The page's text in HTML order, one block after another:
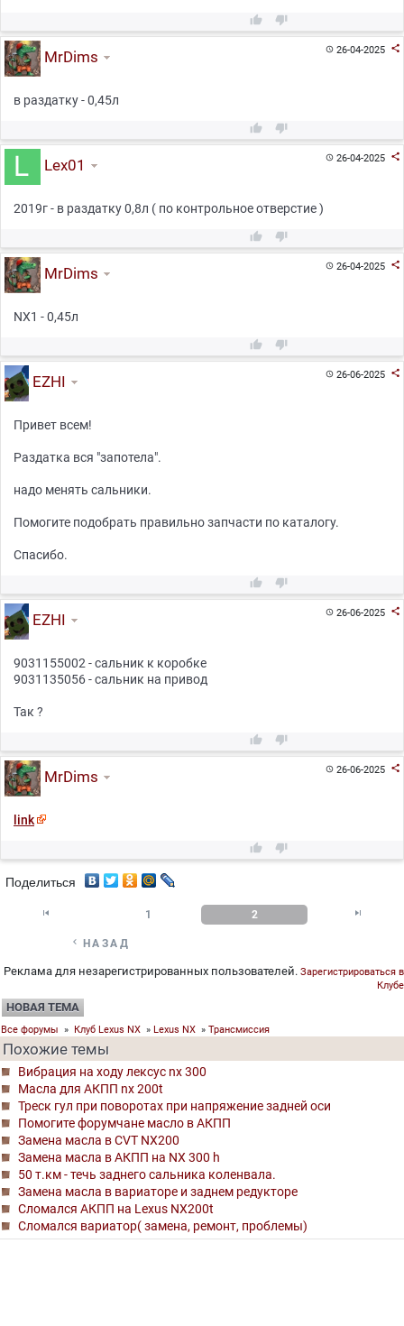
 
26-04-2025 
MrDims
в раздатку - 0,45л
 
26-04-2025 
Lex01
2019г - в раздатку 0,8л ( по контрольное отверстие )
 
26-04-2025 
MrDims
NX1 - 0,45л
 
26-06-2025 
EZHI
Привет всем!
Раздатка вся "запотела".
надо менять сальники.
Помогите подобрать правильно запчасти по каталогу.
Спасибо.
 
26-06-2025 
EZHI
9031155002 - сальник к коробке
9031135056 - сальник на привод
Так ?
 
26-06-2025 
MrDims
link
 
Поделиться
 1 2 
 НАЗАД
Реклама для незарегистрированных пользователей. Зарегистрироваться в
Клубе
НОВАЯ ТЕМА
Все форумы » Клуб Lexus NX » Lexus NX » Трансмиссия
Похожие темы
Вибрация на ходу лексус nx 300
Масла для АКПП nx 200t
Треск гул при поворотах при напряжение задней оси
Помогите форумчане масло в АКПП
Замена масла в CVT NX200
Замена масла в АКПП на NX 300 h
50 т.км - течь заднего сальника коленвала.
Замена масла в вариаторе и заднем редукторе
Сломался АКПП на Lexus NX200t
Сломался вариатор( замена, ремонт, проблемы)